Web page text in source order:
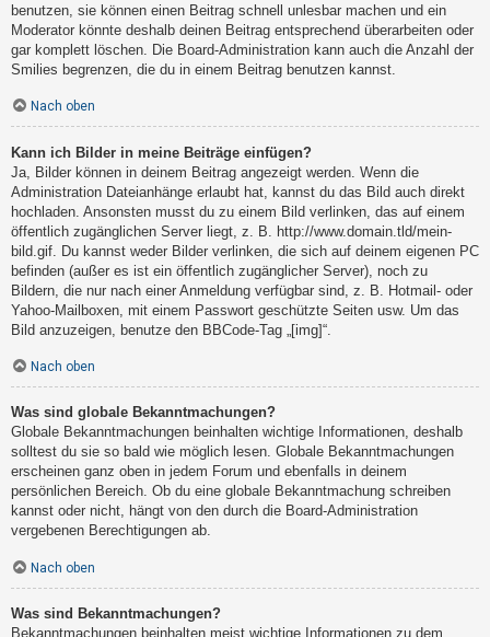
benutzen, sie können einen Beitrag schnell unlesbar machen und ein
Moderator könnte deshalb deinen Beitrag entsprechend überarbeiten oder
gar komplett löschen. Die Board-Administration kann auch die Anzahl der
Smilies begrenzen, die du in einem Beitrag benutzen kannst.
Nach oben
Kann ich Bilder in meine Beiträge einfügen?
Ja, Bilder können in deinem Beitrag angezeigt werden. Wenn die
Administration Dateianhänge erlaubt hat, kannst du das Bild auch direkt
hochladen. Ansonsten musst du zu einem Bild verlinken, das auf einem
öffentlich zugänglichen Server liegt, z. B. http://www.domain.tld/mein-
bild.gif. Du kannst weder Bilder verlinken, die sich auf deinem eigenen PC
befinden (außer es ist ein öffentlich zugänglicher Server), noch zu
Bildern, die nur nach einer Anmeldung verfügbar sind, z. B. Hotmail- oder
Yahoo-Mailboxen, mit einem Passwort geschützte Seiten usw. Um das
Bild anzuzeigen, benutze den BBCode-Tag „[img]“.
Nach oben
Was sind globale Bekanntmachungen?
Globale Bekanntmachungen beinhalten wichtige Informationen, deshalb
solltest du sie so bald wie möglich lesen. Globale Bekanntmachungen
erscheinen ganz oben in jedem Forum und ebenfalls in deinem
persönlichen Bereich. Ob du eine globale Bekanntmachung schreiben
kannst oder nicht, hängt von den durch die Board-Administration
vergebenen Berechtigungen ab.
Nach oben
Was sind Bekanntmachungen?
Bekanntmachungen beinhalten meist wichtige Informationen zu dem